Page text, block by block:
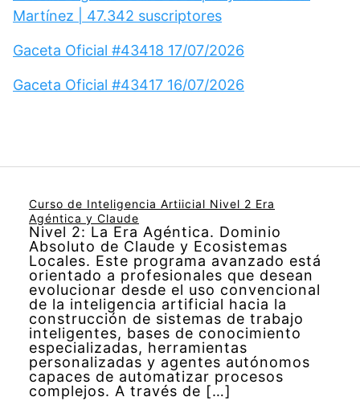
Martínez | 47.342 suscriptores
Gaceta Oficial #43418 17/07/2026
Gaceta Oficial #43417 16/07/2026
Curso de Inteligencia Artiicial Nivel 2 Era
Agéntica y Claude
Nivel 2: La Era Agéntica. Dominio
Absoluto de Claude y Ecosistemas
Locales. Este programa avanzado está
orientado a profesionales que desean
evolucionar desde el uso convencional
de la inteligencia artificial hacia la
construcción de sistemas de trabajo
inteligentes, bases de conocimiento
especializadas, herramientas
personalizadas y agentes autónomos
capaces de automatizar procesos
complejos. A través de […]